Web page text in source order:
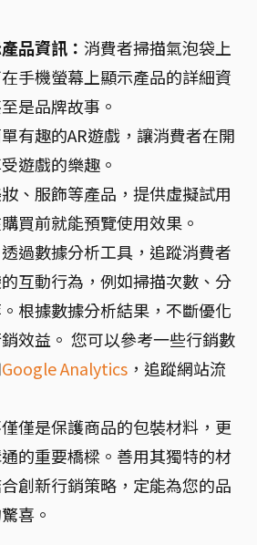
品資訊： 消費者掃描氣泡袋上
手機螢幕上顯示產品的詳細資
是品牌故事。
有趣的AR遊戲，讓消費者在開
遊戲的樂趣。
、服飾等產品，提供虛擬試用
買前就能預覽使用效果。
透過數據分析工具，追蹤消費者
互動行為，例如掃描次數、分
根據數據分析結果，不斷優化
效益。 您可以參考一些行銷數
Google Analytics ，追蹤網站流
僅是保護商品的包裝材料，更
的重要橋樑。善用其獨特的材
創新行銷策略，定能為您的品
喜。